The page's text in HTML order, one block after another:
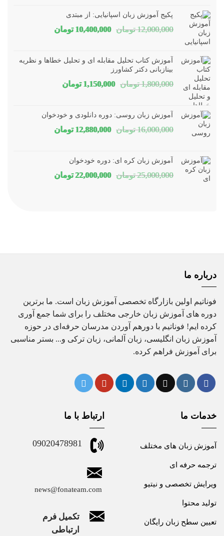
پکیج آموزش زبان اسپانیایی: از مبتدی
12,000,000 تومان قیمت
بود.
10,400,000 تومانقیمت
است.
آموزش کتاب تحلیل مقابله ای و تحلیل خطاها و نظریه
بینازبانی دکتر کشاورز
1,800,000 تومان قیمت
بود.
1,150,000 تومانقیمت
است.
آموزش زبان روسی: دوره دانلودی و خودخوان
16,000,000 تومان قیمت
بود.
12,880,000 تومانقیمت
آموزش زبان کره ای: دوره خودخوان
25,000,000 تومان قیمت
22,000,000 تومانقیمت
درباره ما
فوناتیم اولین بازارگاه تخصصی آموزش زبان است. ما برترین
دوره های آموزش زبان خارجی مختلف را برای شما جمع آوری
کرده ایم! فوناتیم با دورهم آوردن مدرسان حرفه‌ای در حوزه
آموزش زبان انگلیسی، زبان آلمانی، زبان ترکی و... بستر مناسبی
برای آموزش فراهم کرده.
خدمات ما
آموزش زبان های مختلف
ترجمه حرفه ای
ویرایش تخصصی و نیتیو
تولید محتوا
تعیین سطح زبان رایگان
ارتباط با ما
09020478981
news@fonateam.com
تکمیل فرم
ارتباطی